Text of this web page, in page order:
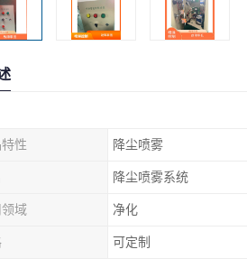
性 降尘喷雾
降尘喷雾系统
域 净化
可定制